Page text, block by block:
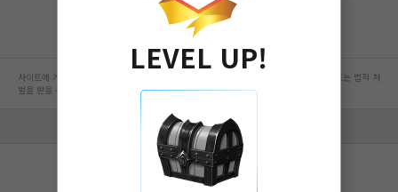
LEVEL UP!
사이트에 게시된 컨텐츠는 저작권자의 권리가 있는 컨텐츠로서 무단 복제, 전송, 수정, 배포는 법적 처
벌을 받을 수 있습니다.
회사 정보 자세히 보기